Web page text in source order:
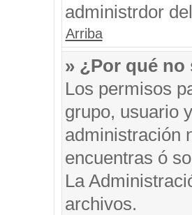
administrdor
Arriba
» ¿Por qué
Los permisos
grupo, usuario
administración
encuentras ó
La
archivos.